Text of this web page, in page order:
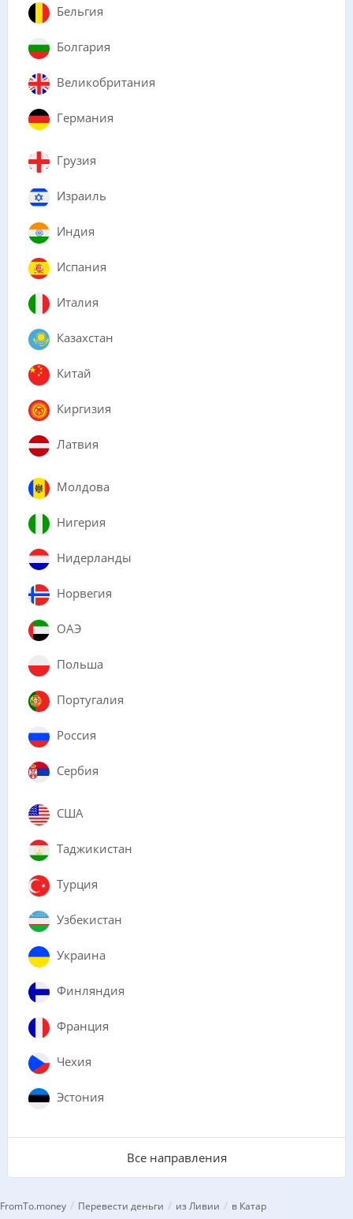
Бельгия
Болгария
Великобритания
Германия
Грузия
Израиль
Индия
Испания
Италия
Казахстан
Китай
Киргизия
Латвия
Молдова
Нигерия
Нидерланды
Норвегия
ОАЭ
Польша
Португалия
Россия
Сербия
США
Таджикистан
Турция
Узбекистан
Украина
Финляндия
Франция
Чехия
Эстония
Все направления
FromTo.money / Перевести деньги / из Ливии / в Катар